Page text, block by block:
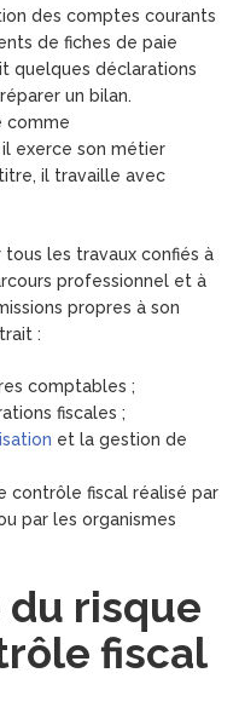
des comptes courants
de fiches de paie
quelques déclarations
un bilan.
comme
il exerce son métier
il travaille avec
les travaux confiés à
professionnel et à
propres à son
:
comptables ;
fiscales ;
et la gestion de
contrôle fiscal réalisé par
par les organismes
risque
fiscal